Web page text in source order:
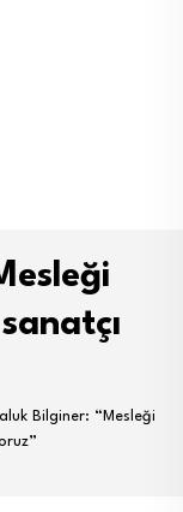
Bilginer: “Mesleği